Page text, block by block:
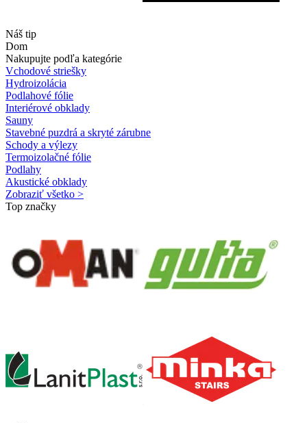
Náš tip
Dom
Nakupujte podľa kategórie
Vchodové striešky
Hydroizolácia
Podlahové fólie
Interiérové obklady
Sauny
Stavebné puzdrá a skryté zárubne
Schody a výlezy
Termoizolačné fólie
Podlahy
Akustické obklady
Zobraziť všetko >
Top značky